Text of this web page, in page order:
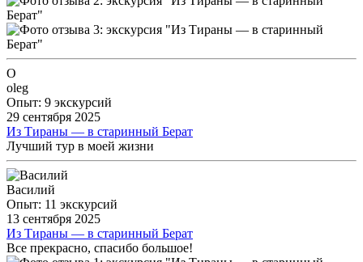
O
oleg
Опыт: 9 экскурсий
29 сентября 2025
Из Тираны — в старинный Берат
Лучший тур в моей жизни
Василий
Опыт: 11 экскурсий
13 сентября 2025
Из Тираны — в старинный Берат
Все прекрасно, спасибо большое!